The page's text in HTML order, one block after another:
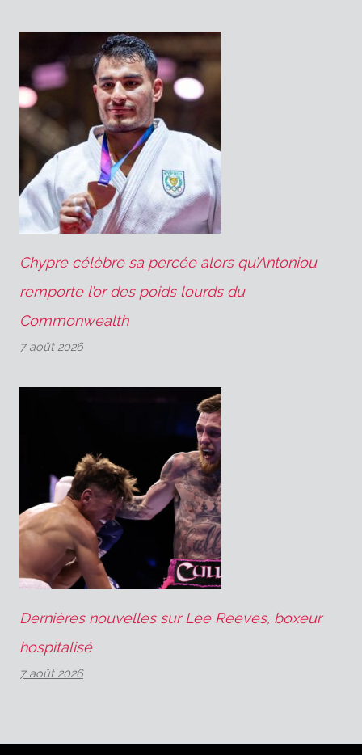
Chypre célèbre sa percée alors qu’Antoniou
remporte l’or des poids lourds du
Commonwealth
7 août 2026
Dernières nouvelles sur Lee Reeves, boxeur
hospitalisé
7 août 2026